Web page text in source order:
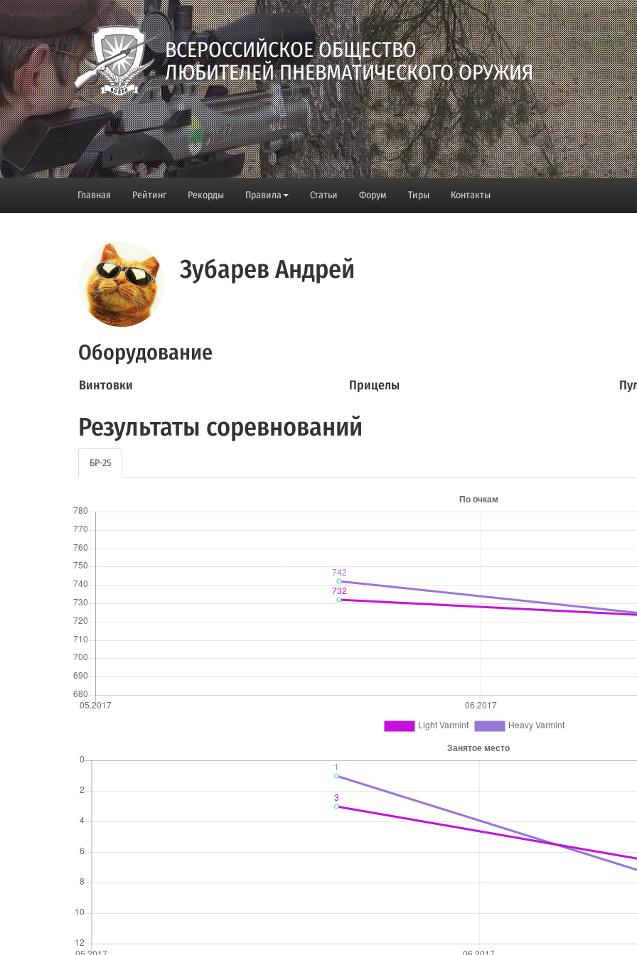
ВСЕРОССИЙСКОЕ ОБЩЕСТВО
ЛЮБИТЕЛЕЙ ПНЕВМАТИЧЕСКОГО ОРУЖИЯ
Главная Рейтинг Рекорды Правила Статьи Форум Тиры Контакты
Зубарев Андрей
Оборудование
Винтовки Прицелы
Результаты соревнований
БР-25